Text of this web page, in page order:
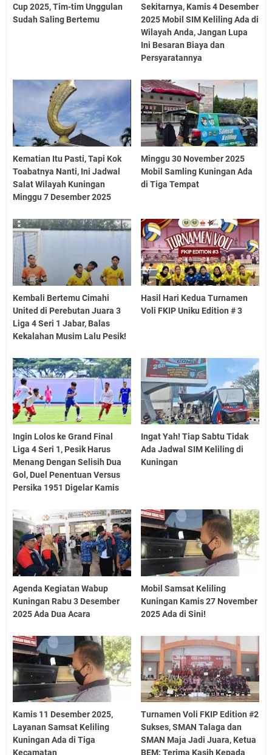
Cup 2025, Tim-tim Unggulan
Sudah Saling Bertemu
Sekitarnya, Kamis 4 Desember
2025 Mobil SIM Keliling Ada di
Wilayah Anda, Jangan Lupa
Ini Besaran Biaya dan
Persyaratannya
Kematian Itu Pasti, Tapi Kok
Toabatnya Nanti, Ini Jadwal
Salat Wilayah Kuningan
Minggu 7 Desember 2025
Minggu 30 November 2025
Mobil Samling Kuningan Ada
di Tiga Tempat
Kembali Bertemu Cimahi
United di Perebutan Juara 3
Liga 4 Seri 1 Jabar, Balas
Kekalahan Musim Lalu Pesik!
Hasil Hari Kedua Turnamen
Voli FKIP Uniku Edition # 3
Ingin Lolos ke Grand Final
Liga 4 Seri 1, Pesik Harus
Menang Dengan Selisih Dua
Gol, Duel Penentuan Versus
Persika 1951 Digelar Kamis
Ingat Yah! Tiap Sabtu Tidak
Ada Jadwal SIM Keliling di
Kuningan
Agenda Kegiatan Wabup
Kuningan Rabu 3 Desember
2025 Ada Dua Acara
Mobil Samsat Keliling
Kuningan Kamis 27 November
2025 Ada di Sini!
Kamis 11 Desember 2025,
Layanan Samsat Keliling
Kuningan Ada di Tiga
Kecamatan
Turnamen Voli FKIP Edition #2
Sukses, SMAN Talaga dan
SMAN Maja Jadi Juara, Ketua
BEM: Terima Kasih Kepada